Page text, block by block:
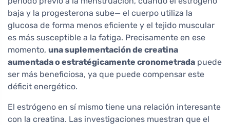
baja y la progesterona sube— el cuerpo utiliza la
glucosa de forma menos eficiente y el tejido muscular
es más susceptible a la fatiga. Precisamente en ese
momento, una suplementación de creatina
aumentada o estratégicamente cronometrada puede
ser más beneficiosa, ya que puede compensar este
déficit energético.
El estrógeno en sí mismo tiene una relación interesante
con la creatina. Las investigaciones muestran que el